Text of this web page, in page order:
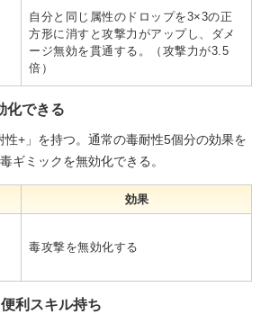
自分と同じ属性のドロップを3×3の正
方形に消すと攻撃力がアップし、ダメ
ージ無効を貫通する。（攻撃力が3.5
倍）
化できる
性+」を持つ。通常の毒耐性5個分の効果を
ギミックを無効化できる。
効果
毒攻撃を無効化する
利スキル持ち